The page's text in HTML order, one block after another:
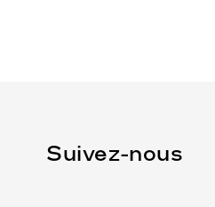
Suivez-nous